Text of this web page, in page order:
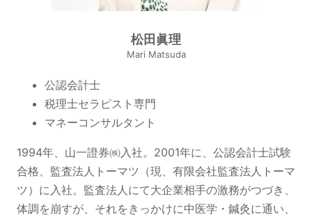
松田眞理
Mari Matsuda
公認会計士
税理士セラピスト専門
マネーコンサルタント
1994年、山一證券㈱入社。2001年に、公認会計士試験
合格、監査法人トーマツ（現、有限会社監査法人トーマ
ツ）に入社。監査法人にて大企業相手の激務がつづき、
体調を崩すが、それをきっかけに中医学・鍼灸に通い、